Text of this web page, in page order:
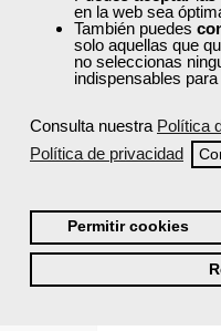
en la web sea
También puedes
solo aquellas que
no seleccionas
indispensables
Consulta nuestra Política
Política de privacidad
Permitir cookies
Sin
Pack My